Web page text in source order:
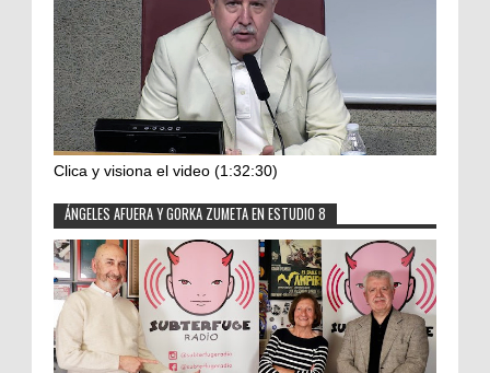
Clica y visiona el video (1:32:30)
ÁNGELES AFUERA Y GORKA ZUMETA EN ESTUDIO 8